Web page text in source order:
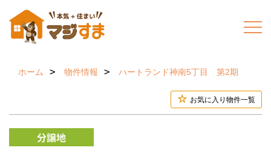
ホーム 物件情報 ハートランド神南5丁目 第2期
お気に入り物件一覧